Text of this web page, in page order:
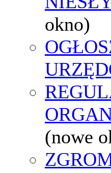
okno)
(nowe